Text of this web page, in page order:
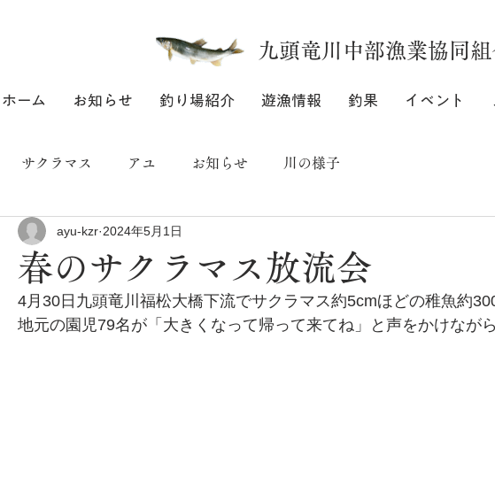
九頭竜川中部漁業協同
ホーム お知らせ 釣り場紹介 遊漁情報 釣果 イベント
サクラマス アユ お知らせ 川の様子
春のサクラマス放流会
ayu-kzr 2024年5月1日
4月30日九頭竜川福松大橋下流でサクラマス約5cmほどの稚魚約
地元の園児79名が「大きくなって帰って来てね」と声をかけなが